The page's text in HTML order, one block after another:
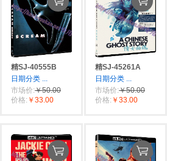
精SJ-40555B
日期分类 ...
市场价:￥50.00
价格: ￥33.00
精SJ-45261A
日期分类 ...
市场价:￥50.00
价格: ￥33.00